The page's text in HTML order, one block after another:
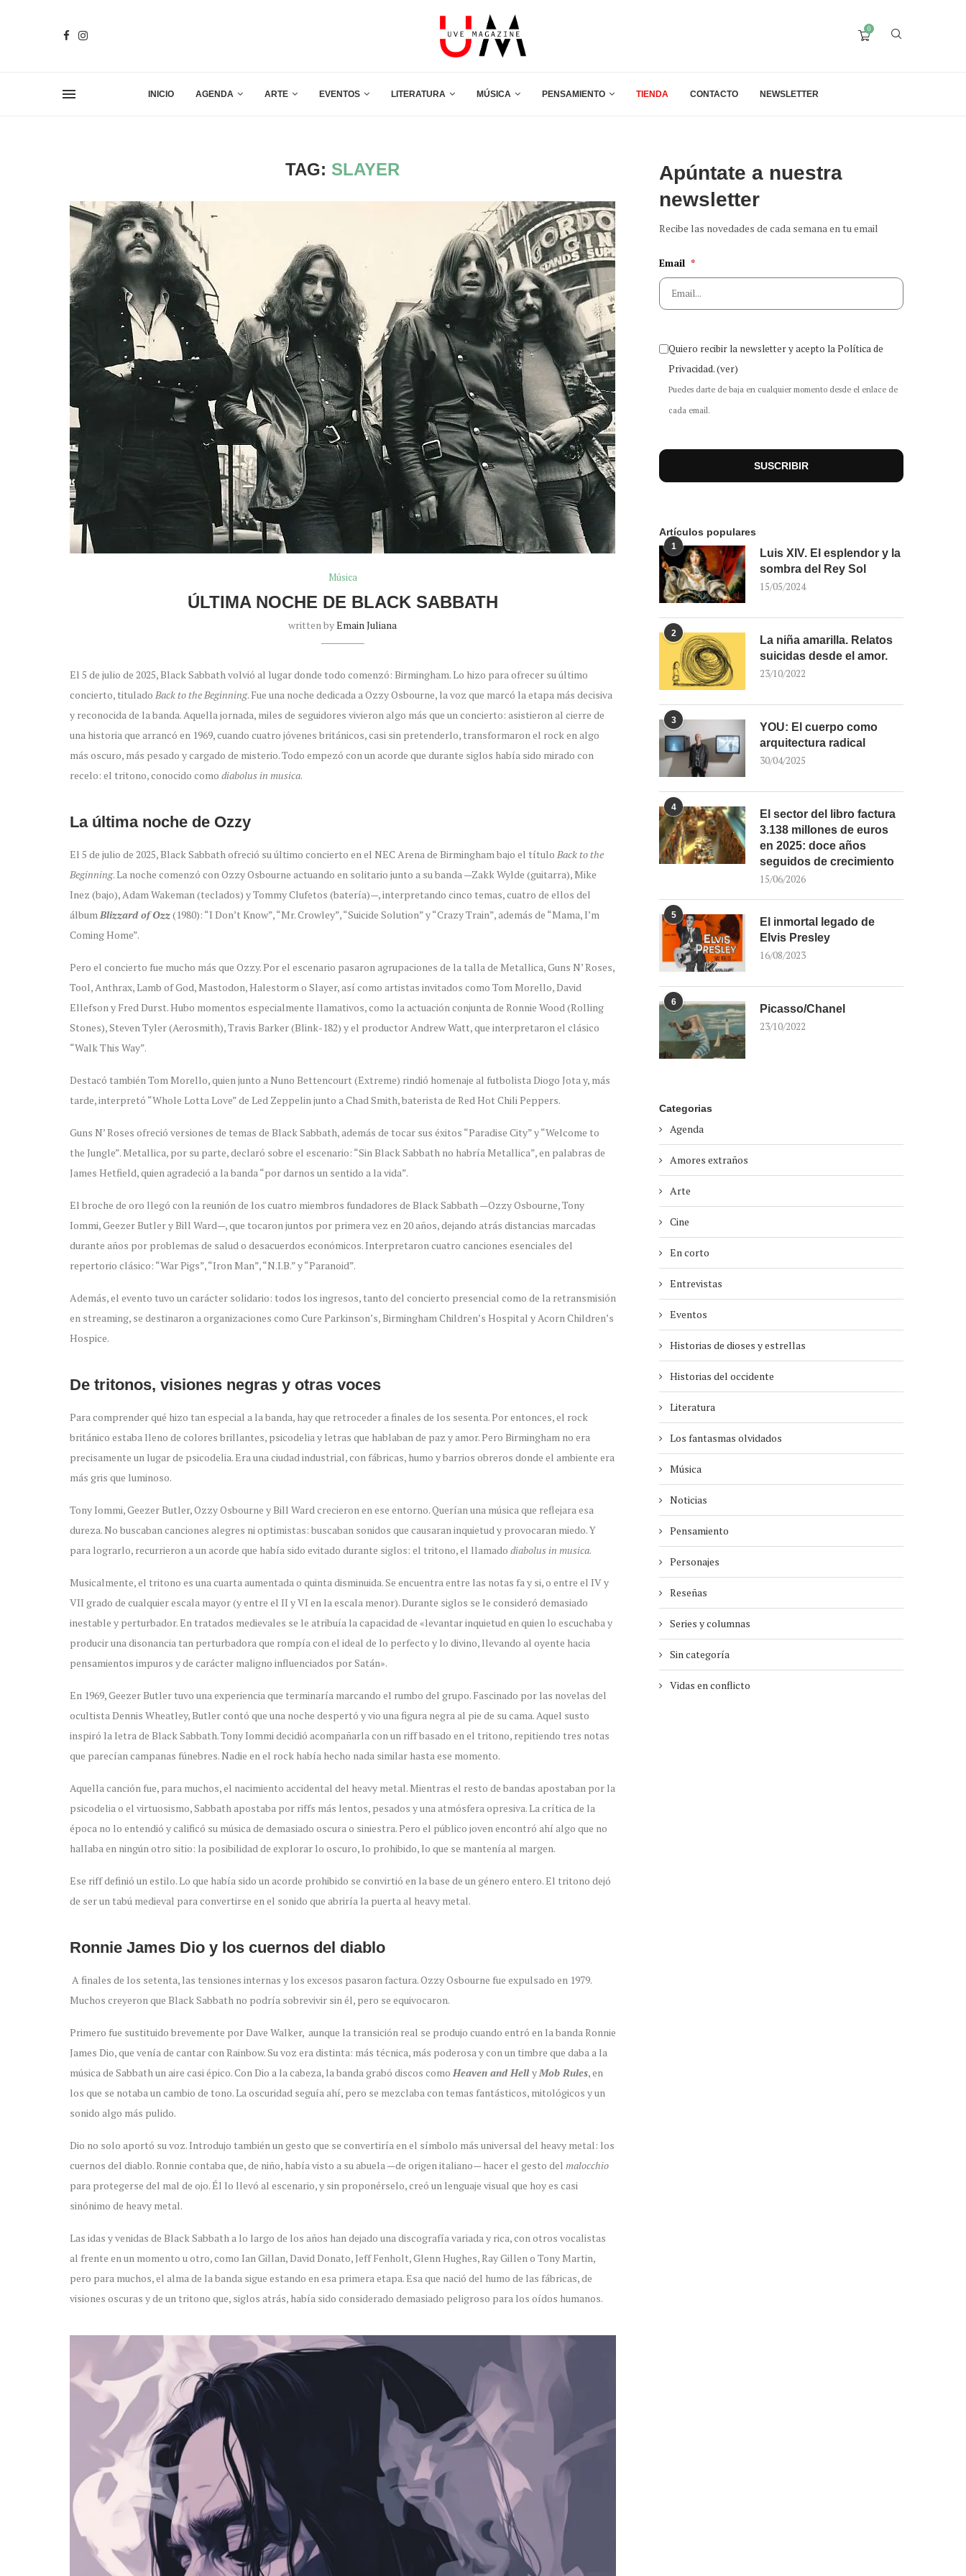
0
INICIO AGENDA ARTE EVENTOS LITERATURA MÚSICA PENSAMIENTO TIENDA CONTACTO NEWSLETTER
TAG: SLAYER
Música
ÚLTIMA NOCHE DE BLACK SABBATH
written byEmain Juliana
El 5 de julio de 2025, Black Sabbath volvió al lugar donde todo comenzó: Birmingham. Lo hizo para ofrecer su último
concierto, titulado Back to the Beginning. Fue una noche dedicada a Ozzy Osbourne, la voz que marcó la etapa más decisiva
y reconocida de la banda. Aquella jornada, miles de seguidores vivieron algo más que un concierto: asistieron al cierre de
una historia que arrancó en 1969, cuando cuatro jóvenes británicos, casi sin pretenderlo, transformaron el rock en algo
más oscuro, más pesado y cargado de misterio. Todo empezó con un acorde que durante siglos había sido mirado con
recelo: el tritono, conocido como diabolus in musica.
La última noche de Ozzy
El 5 de julio de 2025, Black Sabbath ofreció su último concierto en el NEC Arena de Birmingham bajo el título Back to the
Beginning. La noche comenzó con Ozzy Osbourne actuando en solitario junto a su banda —Zakk Wylde (guitarra), Mike
Inez (bajo), Adam Wakeman (teclados) y Tommy Clufetos (batería)—, interpretando cinco temas, cuatro de ellos del
álbumBlizzard of Ozz(1980): “I Don’t Know”, “Mr. Crowley”, “Suicide Solution” y “Crazy Train”, además de “Mama, I’m
Coming Home”.
Pero el concierto fue mucho más que Ozzy. Por el escenario pasaron agrupaciones de la talla de Metallica, Guns N’ Roses,
Tool, Anthrax, Lamb of God, Mastodon, Halestorm o Slayer, así como artistas invitados como Tom Morello, David
Ellefson y Fred Durst. Hubo momentos especialmente llamativos, como la actuación conjunta de Ronnie Wood (Rolling
Stones), Steven Tyler (Aerosmith), Travis Barker (Blink-182) y el productor Andrew Watt, que interpretaron el clásico
“Walk This Way”.
Destacó también Tom Morello, quien junto a Nuno Bettencourt (Extreme) rindió homenaje al futbolista Diogo Jota y, más
tarde, interpretó “Whole Lotta Love” de Led Zeppelin junto a Chad Smith, baterista de Red Hot Chili Peppers.
Guns N’ Roses ofreció versiones de temas de Black Sabbath, además de tocar sus éxitos “Paradise City” y “Welcome to
the Jungle”. Metallica, por su parte, declaró sobre el escenario: “Sin Black Sabbath no habría Metallica”, en palabras de
James Hetfield, quien agradeció a la banda “por darnos un sentido a la vida”.
El broche de oro llegó con la reunión de los cuatro miembros fundadores de Black Sabbath —Ozzy Osbourne, Tony
Iommi, Geezer Butler y Bill Ward—, que tocaron juntos por primera vez en 20 años, dejando atrás distancias marcadas
durante años por problemas de salud o desacuerdos económicos. Interpretaron cuatro canciones esenciales del
repertorio clásico: “War Pigs”, “Iron Man”, “N.I.B.” y “Paranoid”.
Además, el evento tuvo un carácter solidario: todos los ingresos, tanto del concierto presencial como de la retransmisión
en streaming, se destinaron a organizaciones como Cure Parkinson’s, Birmingham Children’s Hospital y Acorn Children’s
Hospice.
De tritonos, visiones negras y otras voces
Para comprender qué hizo tan especial a la banda, hay que retroceder a finales de los sesenta. Por entonces, el rock
británico estaba lleno de colores brillantes, psicodelia y letras que hablaban de paz y amor. Pero Birmingham no era
precisamente un lugar de psicodelia. Era una ciudad industrial, con fábricas, humo y barrios obreros donde el ambiente era
más gris que luminoso.
Tony Iommi, Geezer Butler, Ozzy Osbourne y Bill Ward crecieron en ese entorno. Querían una música que reflejara esa
dureza. No buscaban canciones alegres ni optimistas: buscaban sonidos que causaran inquietud y provocaran miedo. Y
para lograrlo, recurrieron a un acorde que había sido evitado durante siglos: el tritono, el llamado diabolus in musica.
Musicalmente, el tritono es una cuarta aumentada o quinta disminuida. Se encuentra entre las notas fa y si, o entre el IV y
VII grado de cualquier escala mayor (y entre el II y VI en la escala menor). Durante siglos se le consideró demasiado
inestable y perturbador. En tratados medievales se le atribuía la capacidad de «levantar inquietud en quien lo escuchaba y
producir una disonancia tan perturbadora que rompía con el ideal de lo perfecto y lo divino, llevando al oyente hacia
pensamientos impuros y de carácter maligno influenciados por Satán».
En 1969, Geezer Butler tuvo una experiencia que terminaría marcando el rumbo del grupo. Fascinado por las novelas del
ocultista Dennis Wheatley, Butler contó que una noche despertó y vio una figura negra al pie de su cama. Aquel susto
inspiró la letra de Black Sabbath. Tony Iommi decidió acompañarla con un riff basado en el tritono, repitiendo tres notas
que parecían campanas fúnebres. Nadie en el rock había hecho nada similar hasta ese momento.
Aquella canción fue, para muchos, el nacimiento accidental del heavy metal. Mientras el resto de bandas apostaban por la
psicodelia o el virtuosismo, Sabbath apostaba por riffs más lentos, pesados y una atmósfera opresiva. La crítica de la
época no lo entendió y calificó su música de demasiado oscura o siniestra. Pero el público joven encontró ahí algo que no
hallaba en ningún otro sitio: la posibilidad de explorar lo oscuro, lo prohibido, lo que se mantenía al margen.
Ese riff definió un estilo. Lo que había sido un acorde prohibido se convirtió en la base de un género entero. El tritono dejó
de ser un tabú medieval para convertirse en el sonido que abriría la puerta al heavy metal.
Ronnie James Dio y los cuernos del diablo
A finales de los setenta, las tensiones internas y los excesos pasaron factura. Ozzy Osbourne fue expulsado en 1979.
Muchos creyeron que Black Sabbath no podría sobrevivir sin él, pero se equivocaron.
Primero fue sustituido brevemente porDave Walker, aunque la transición real se produjo cuando entró en la banda Ronnie
James Dio, que venía de cantar con Rainbow. Su voz era distinta: más técnica, más poderosa y con un timbre que daba a la
música de Sabbath un aire casi épico. Con Dio a la cabeza, la banda grabó discos como Heaven and Hell yMob Rules, en
los que se notaba un cambio de tono. La oscuridad seguía ahí, pero se mezclaba con temas fantásticos, mitológicos y un
sonido algo más pulido.
Dio no solo aportó su voz. Introdujo también un gesto que se convertiría en el símbolo más universal del heavy metal: los
cuernos del diablo. Ronnie contaba que, de niño, había visto a su abuela —de origen italiano— hacer el gesto del malocchio
para protegerse del mal de ojo. Él lo llevó al escenario, y sin proponérselo, creó un lenguaje visual que hoy es casi
sinónimo de heavy metal.
Las idas y venidas de Black Sabbath a lo largo de los años han dejado una discografía variada y rica, con otros vocalistas
al frente en un momento u otro, como Ian Gillan, David Donato, Jeff Fenholt, Glenn Hughes, Ray Gillen o Tony Martin,
pero para muchos, el alma de la banda sigue estando en esa primera etapa. Esa que nació del humo de las fábricas, de
visiones oscuras y de un tritono que, siglos atrás, había sido considerado demasiado peligroso para los oídos humanos.
Apúntate a nuestra
newsletter
Recibe las novedades de cada semana en tu email
Email *
Quiero recibir la newsletter y acepto la Política de
Privacidad.(ver)
Puedes darte de baja en cualquier momento desde el enlace de
cada email.
Artículos populares
1
Luis XIV. El esplendor y la
sombra del Rey Sol
15/05/2024
2
La niña amarilla. Relatos
suicidas desde el amor.
23/10/2022
3
YOU: El cuerpo como
arquitectura radical
30/04/2025
4
El sector del libro factura
3.138 millones de euros
en 2025: doce años
seguidos de crecimiento
15/06/2026
5
El inmortal legado de
Elvis Presley
16/08/2023
6
Picasso/Chanel
23/10/2022
Categorias
Agenda
Amores extraños
Arte
Cine
En corto
Entrevistas
Eventos
Historias de dioses y estrellas
Historias del occidente
Literatura
Los fantasmas olvidados
Música
Noticias
Pensamiento
Personajes
Reseñas
Series y columnas
Sin categoría
Vidas en conflicto